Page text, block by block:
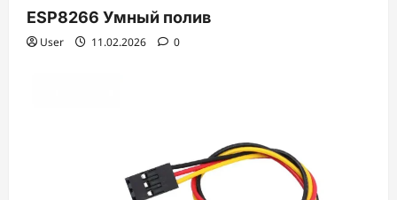
ESP8266 Умный полив
User 11.02.2026 0